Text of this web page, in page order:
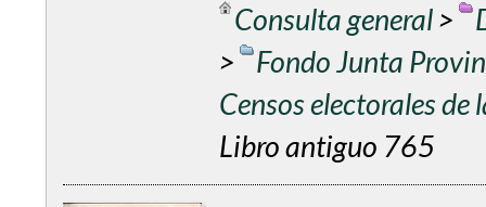
Consulta general>
>
Fondo Junta
Censos electorales
Libro antiguo 765